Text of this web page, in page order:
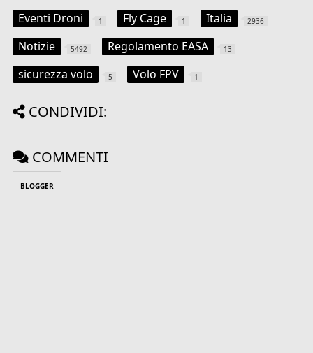
Eventi Droni 1 Fly Cage 1 Italia 2936
Notizie 5492 Regolamento EASA 13
sicurezza volo 5 Volo FPV 1
CONDIVIDI:
COMMENTI
BLOGGER